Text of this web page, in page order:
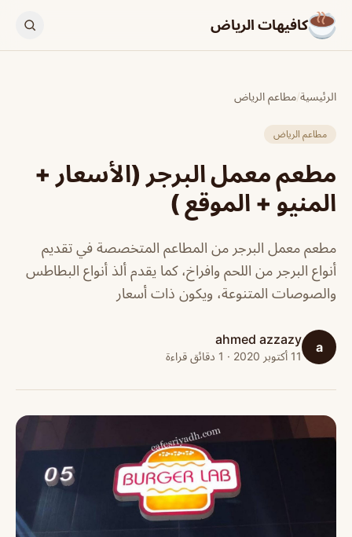
كافيهات الرياض
الرئيسية/مطاعم الرياض
مطاعم الرياض
مطعم معمل البرجر (الأسعار +
المنيو + الموقع )
مطعم معمل البرجر من المطاعم المتخصصة في تقديم
أنواع البرجر من اللحم وافراخ، كما يقدم ألذ أنواع البطاطس
والصوصات المتنوعة، ويكون ذات أسعار
a
ahmed azzazy
11 أكتوبر 2020 · 1 دقائق قراءة